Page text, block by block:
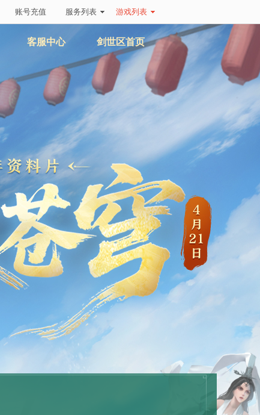
账号充值 服务列表 游戏列表
客服中心 剑世区首页